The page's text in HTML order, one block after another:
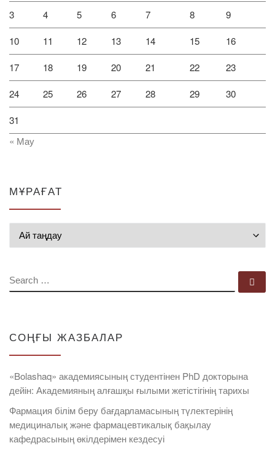
3 4 5 6 7 8 9
10 11 12 13 14 15 16
17 18 19 20 21 22 23
24 25 26 27 28 29 30
31
« Мау
МҰРАҒАТ
SEARCH
СОҢҒЫ ЖАЗБАЛАР
«Bolashaq» академиясының студентінен PhD докторына
дейін: Академияның алғашқы ғылыми жетістігінің тарихы
Фармация білім беру бағдарламасының түлектерінің
медициналық және фармацевтикалық бақылау
кафедрасының өкілдерімен кездесуі